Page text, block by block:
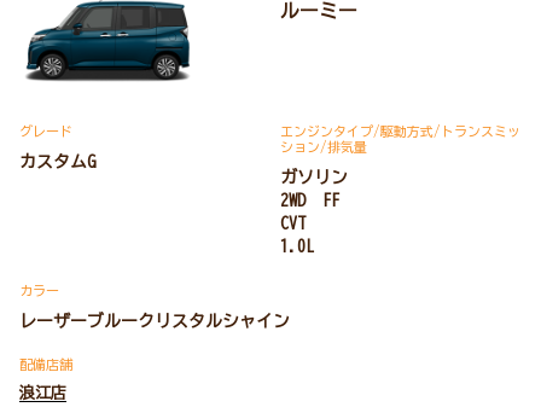
ルーミー
グレード
カスタムG
エンジンタイプ/駆動方式/ トランスミッ
ション/排気量
ガソリン
2WD FF
CVT
1.0L
カラー
レーザーブルークリスタルシャイン
配備店舗
浪江店